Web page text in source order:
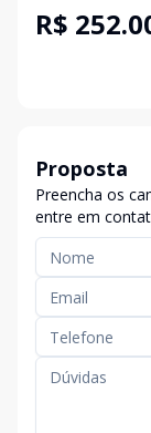
R$
Proposta
Preencha os
entre em